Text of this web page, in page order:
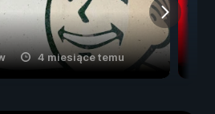
4 miesiące temu